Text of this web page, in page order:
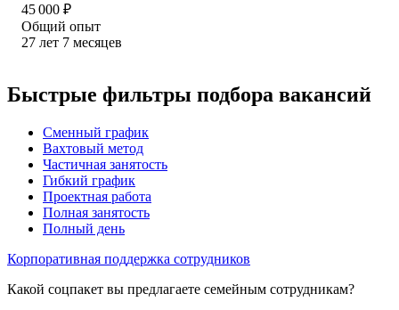
45 000 ₽
Общий опыт
27 лет 7 месяцев
Быстрые фильтры подбора вакансий
Сменный график
Вахтовый метод
Частичная занятость
Гибкий график
Проектная работа
Полная занятость
Полный день
Корпоративная поддержка сотрудников
Какой соцпакет вы предлагаете семейным сотрудникам?